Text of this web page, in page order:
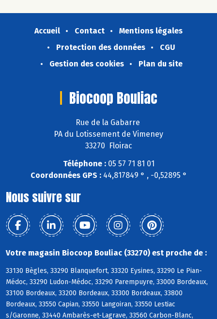
Accueil Contact
Mentions légales
Protection des données
CGU
Gestion des cookies
Plan du site
Biocoop Bouliac
Rue de la Gabarre
PA du Lotissement de Vimeney
33270 Floirac
Téléphone :05 57 71 81 01
Coordonnées GPS :44,817849 ° , -0,52895 °
Nous suivre sur
Votre magasin Biocoop Bouliac (33270) est proche de :
33130 Bègles, 33290 Blanquefort, 33320 Eysines, 33290 Le Pian-
Médoc, 33290 Ludon-Médoc, 33290 Parempuyre, 33000 Bordeaux,
33100 Bordeaux, 33200 Bordeaux, 33300 Bordeaux, 33800
Bordeaux, 33550 Capian, 33550 Langoiran, 33550 Lestiac
s/Garonne, 33440 Ambarès-et-Lagrave, 33560 Carbon-Blanc,